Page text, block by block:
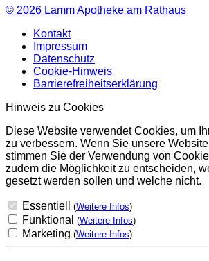
© 2026 Lamm Apotheke am Rathaus
Kontakt
Impressum
Datenschutz
Cookie-Hinweis
Barrierefreiheitserklärung
Hinweis zu Cookies
Diese Website verwendet Cookies, um
zu verbessern. Wenn Sie unsere
stimmen Sie der Verwendung von
zudem die Möglichkeit zu entscheiden,
gesetzt werden sollen und welche nicht.
Essentiell (Weitere Infos)
Funktional (Weitere Infos)
Marketing (Weitere Infos)